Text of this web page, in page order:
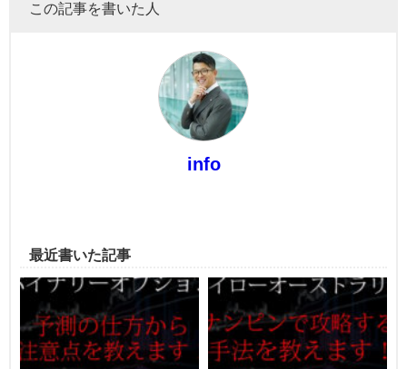
この記事を書いた人
info
最近書いた記事